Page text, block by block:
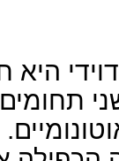
היא